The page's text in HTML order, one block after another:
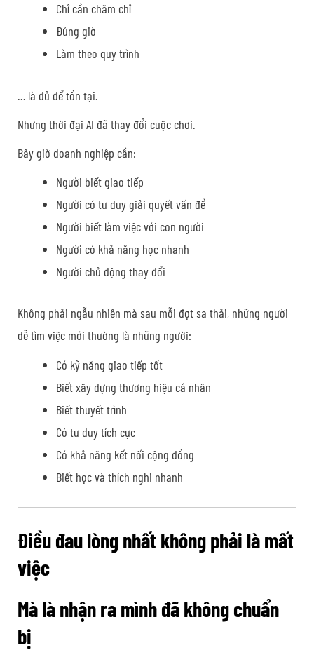
Chỉ cần chăm chỉ
Đúng giờ
Làm theo quy trình
… là đủ để tồn tại.
Nhưng thời đại AI đã thay đổi cuộc chơi.
Bây giờ doanh nghiệp cần:
Người biết giao tiếp
Người có tư duy giải quyết vấn đề
Người biết làm việc với con người
Người có khả năng học nhanh
Người chủ động thay đổi
Không phải ngẫu nhiên mà sau mỗi đợt sa thải, những người
dễ tìm việc mới thường là những người:
Có kỹ năng giao tiếp tốt
Biết xây dựng thương hiệu cá nhân
Biết thuyết trình
Có tư duy tích cực
Có khả năng kết nối cộng đồng
Biết học và thích nghi nhanh
Điều đau lòng nhất không phải là mất
việc
Mà là nhận ra mình đã không chuẩn
bị